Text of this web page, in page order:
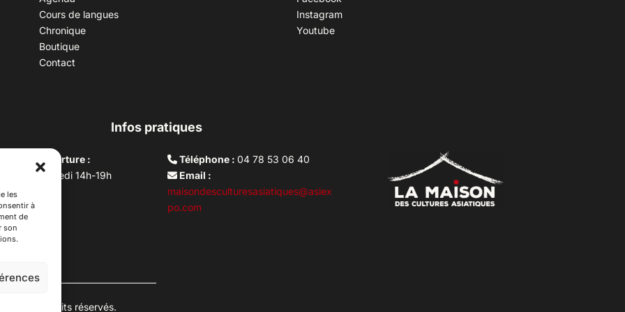
les
à
de
son
Cours de langues
Chronique
Boutique
Contact
Instagram
Youtube
Infos pratiques
d’ouverture :
au vendredi 14h-19h
10h –17h
lundi
Téléphone :04 78 53 06 40
Email :
maisondesculturesasiatiques@asiex
po.com
Tous droits réservés.